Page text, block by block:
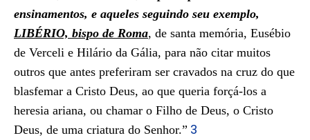
ensinamentos, e aqueles seguindo seu exemplo,
LIBÉRIO, bispo de Roma, de santa memória, Eusébio
de Verceli e Hilário da Gália, para não citar muitos
outros que antes preferiram ser cravados na cruz do que
blasfemar a Cristo Deus, ao que queria forçá-los a
heresia ariana, ou chamar o Filho de Deus, o Cristo
Deus, de uma criatura do Senhor.” 3